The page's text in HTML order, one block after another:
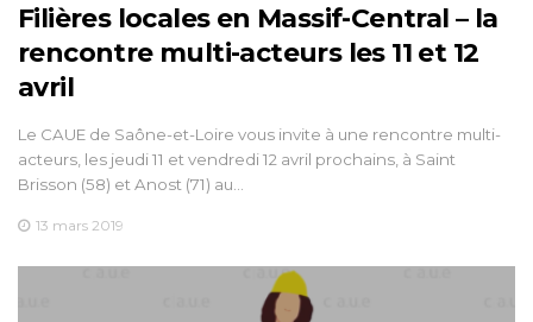
Filières locales en Massif-Central – la
rencontre multi-acteurs les 11 et 12
avril
Le CAUE de Saône-et-Loire vous invite à une rencontre multi-
acteurs, les jeudi 11 et vendredi 12 avril prochains, à Saint
Brisson (58) et Anost (71) au…
13 mars 2019